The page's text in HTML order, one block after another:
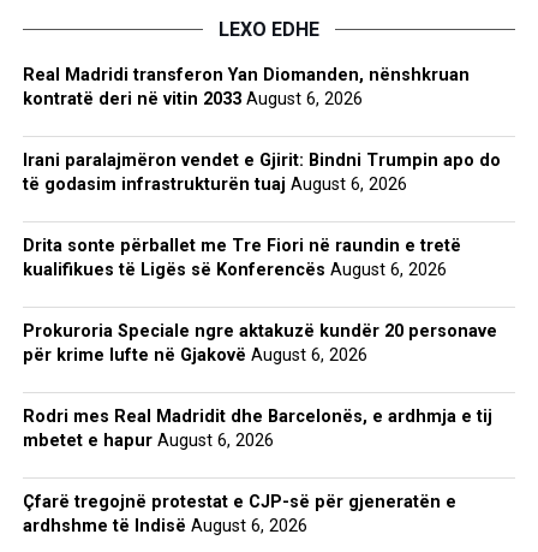
LEXO EDHE
Real Madridi transferon Yan Diomanden, nënshkruan
kontratë deri në vitin 2033 August 6, 2026
Irani paralajmëron vendet e Gjirit: Bindni Trumpin apo do
të godasim infrastrukturën tuaj August 6, 2026
Drita sonte përballet me Tre Fiori në raundin e tretë
kualifikues të Ligës së Konferencës August 6, 2026
Prokuroria Speciale ngre aktakuzë kundër 20 personave
për krime lufte në Gjakovë August 6, 2026
Rodri mes Real Madridit dhe Barcelonës, e ardhmja e tij
mbetet e hapur August 6, 2026
Çfarë tregojnë protestat e CJP-së për gjeneratën e
ardhshme të Indisë August 6, 2026